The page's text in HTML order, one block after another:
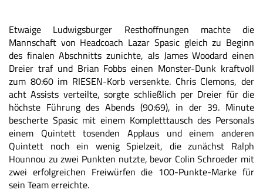
Etwaige Ludwigsburger Resthoffnungen machte die
Mannschaft von Headcoach Lazar Spasic gleich zu Beginn
des finalen Abschnitts zunichte, als James Woodard einen
Dreier traf und Brian Fobbs einen Monster-Dunk kraftvoll
zum 80:60 im RIESEN-Korb versenkte. Chris Clemons, der
acht Assists verteilte, sorgte schließlich per Dreier für die
höchste Führung des Abends (90:69), in der 39. Minute
bescherte Spasic mit einem Kompletttausch des Personals
einem Quintett tosenden Applaus und einem anderen
Quintett noch ein wenig Spielzeit, die zunächst Ralph
Hounnou zu zwei Punkten nutzte, bevor Colin Schroeder mit
zwei erfolgreichen Freiwürfen die 100-Punkte-Marke für
sein Team erreichte.